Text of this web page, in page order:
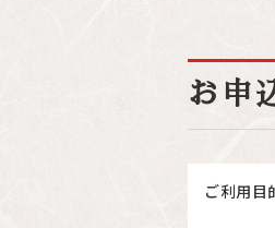
お申
ご利用目